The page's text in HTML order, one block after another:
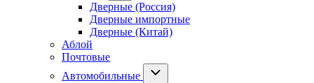
Дверные (Россия)
Дверные импортные
Дверные (Китай)
Аблой
Почтовые
Автомобильные